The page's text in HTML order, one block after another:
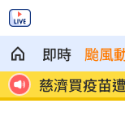
即時 颱風
是
慈濟買疫苗
聲